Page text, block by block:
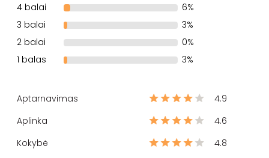
4 balai
6%
3 balai
3%
2 balai
0%
1 balas
3%
Aptarnavimas
4.9
Aplinka
4.6
Kokybė
4.8